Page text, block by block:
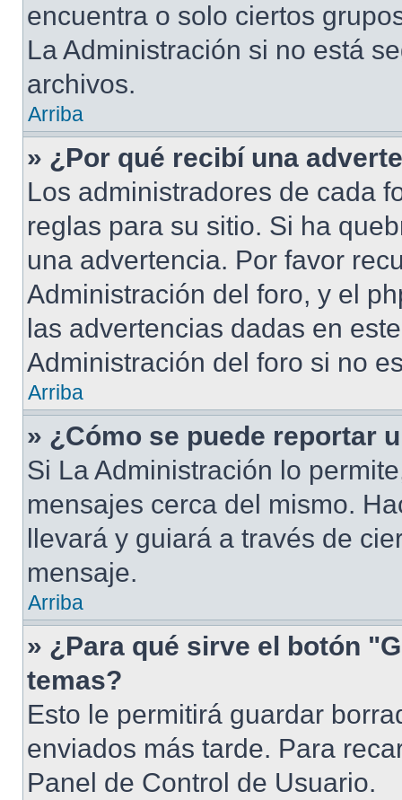
encuentra o solo ciertos
La Administración si no está
archivos.
Arriba
» ¿Por qué recibí una
Los administradores de cada
reglas para su sitio. Si ha
una advertencia. Por favor
Administración del foro, y el
las advertencias dadas en
Administración del foro si no
Arriba
» ¿Cómo se puede reportar
Si La Administración lo
mensajes cerca del mismo.
llevará y guiará a través de
mensaje.
Arriba
» ¿Para qué sirve el botón
temas?
Esto le permitirá guardar
enviados más tarde. Para
Panel de Control de Usuario.